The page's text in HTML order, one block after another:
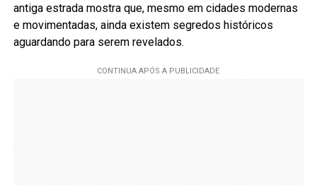
antiga estrada mostra que, mesmo em cidades modernas
e movimentadas, ainda existem segredos históricos
aguardando para serem revelados.